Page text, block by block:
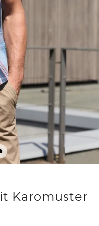
Karomuster